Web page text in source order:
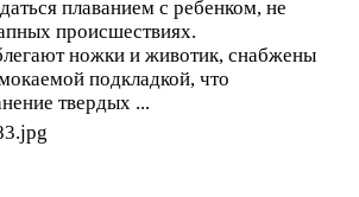
плаванием с ребенком, не
происшествиях.
ножки и животик, снабжены
подкладкой, что
твердых ...